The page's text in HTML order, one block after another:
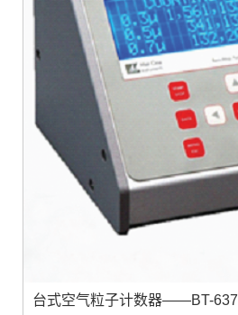
台式空气粒子计数器——BT-637